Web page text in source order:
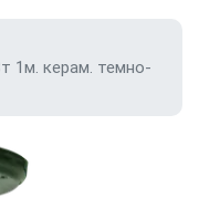
1м. керам. темно-